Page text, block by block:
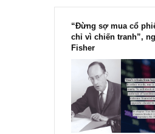
“Đừng sợ mua
chỉ vì chiến
Fisher